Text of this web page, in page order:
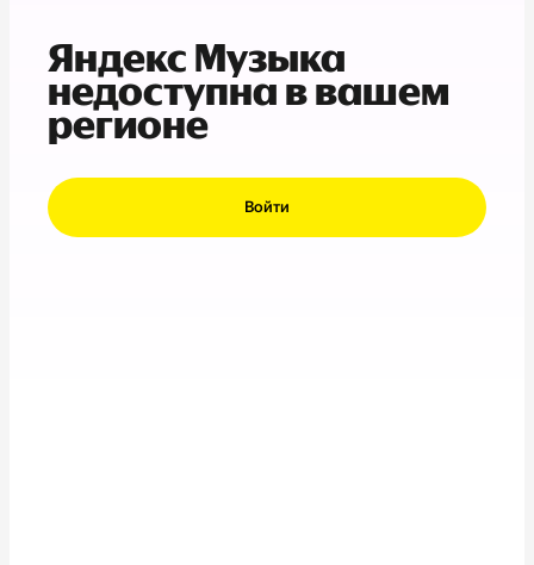
Яндекс Музыка
недоступна в вашем
регионе
Войти